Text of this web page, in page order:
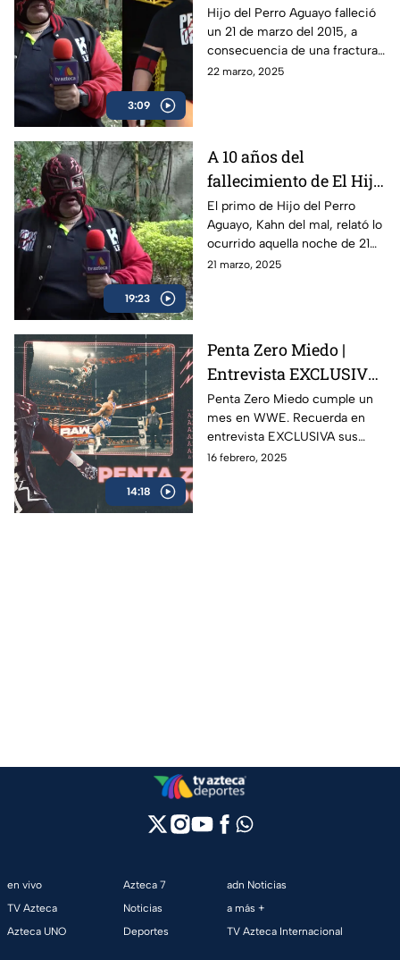
3:09
de la lucha libre en
morir | A una década de
su fallecimiento
Hijo del Perro Aguayo falleció
un 21 de marzo del 2015, a
consecuencia de una fractura
cervical mientras luchaba en
22 marzo, 2025
19:23
A 10 años del
fallecimiento de El Hijo
del Perro Aguayo |
Kahn del Mal, primo
del luchador, recuerda
la trágica noche
El primo de Hijo del Perro
Aguayo, Kahn del mal, relató lo
ocurrido aquella noche de 21
de marzo del 2015 en Tijuana,
21 marzo, 2025
14:18
Penta Zero Miedo |
Entrevista EXCLUSIVA
con la figura mexicana
en WWE
Penta Zero Miedo cumple un
mes en WWE. Recuerda en
entrevista EXCLUSIVA sus
inicios, su pasión por la lucha
16 febrero, 2025
en vivo
TV Azteca
Azteca UNO
Azteca 7
Noticias
Deportes
adn Noticias
a más +
TV Azteca Internacional